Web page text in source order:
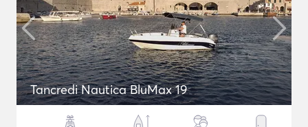
Tancredi Nautica BluMax 19